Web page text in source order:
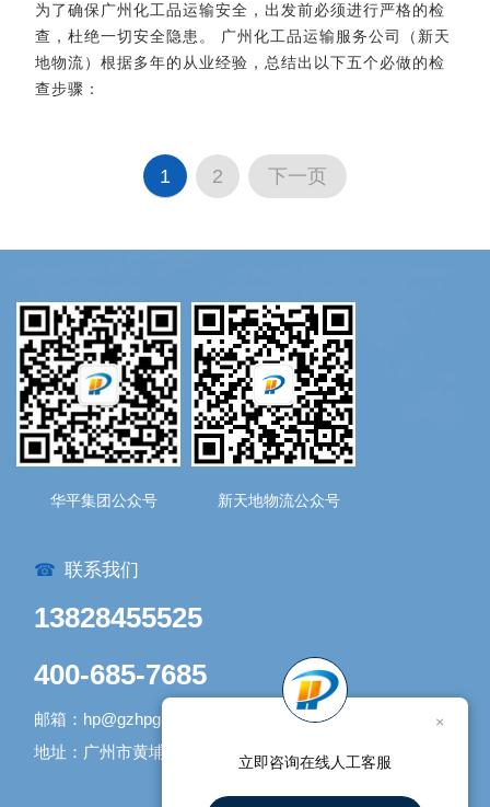
为了确保广州化工品运输安全，出发前必须进行严格的检
查，杜绝一切安全隐患。 广州化工品运输服务公司（新天
地物流）根据多年的从业经验，总结出以下五个必做的检
查步骤：
1 2 下一页
华平集团公众号 新天地物流公众号
☎ 联系我们
13828455525
400-685-7685
邮箱：hp@gzhpgroup.com
地址：广州市黄埔区开发大道1338号1号库
×
立即咨询在线人工客服